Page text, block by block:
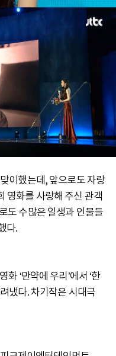
이했는데, 앞으로도 자랑
영화를 사랑해 주신 관객
도 수많은 일생과 인물들
다.
‘만약에 우리’에서 ‘한
냈다. 차기작은 시대극